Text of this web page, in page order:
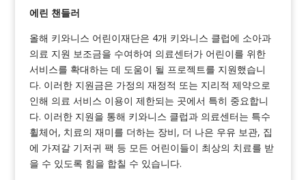
에린 챈들러
올해 키와니스 어린이재단은 4개 키와니스 클럽에 소아과
의료 지원 보조금을 수여하여 의료센터가 어린이를 위한
서비스를 확대하는 데 도움이 될 프로젝트를 지원했습니
다. 이러한 지원금은 가정의 재정적 또는 지리적 제약으로
인해 의료 서비스 이용이 제한되는 곳에서 특히 중요합니
다. 이러한 지원을 통해 키와니스 클럽과 의료센터는 특수
휠체어, 치료의 재미를 더하는 장비, 더 나은 우유 보관, 집
에 가져갈 기저귀 팩 등 모든 어린이들이 최상의 치료를 받
을 수 있도록 힘을 합칠 수 있습니다.